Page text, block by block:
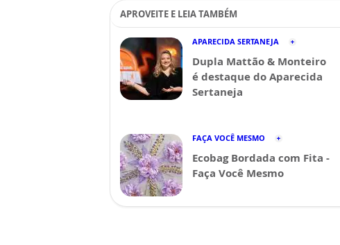
APROVEITE E LEIA TAMBÉM
APARECIDA SERTANEJA
Dupla Mattão & Monteiro
é destaque do Aparecida
Sertaneja
FAÇA VOCÊ MESMO
Ecobag Bordada com Fita -
Faça Você Mesmo